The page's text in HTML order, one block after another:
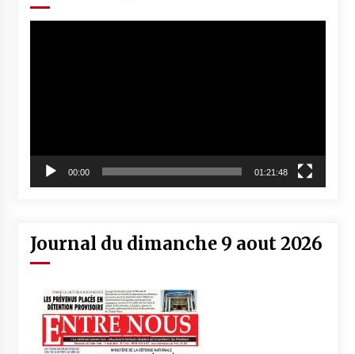
00:00 01:21:48
Journal du dimanche 9 aout 2026